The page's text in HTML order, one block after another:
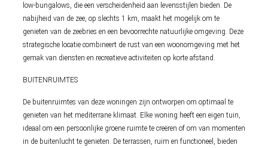
low-bungalows, die een verscheidenheid aan levensstijlen bieden. De
nabijheid van de zee, op slechts 1 km, maakt het mogelijk om te
genieten van de zeebries en een bevoorrechte natuurlijke omgeving. Deze
strategische locatie combineert de rust van een woonomgeving met het
gemak van diensten en recreatieve activiteiten op korte afstand.
BUITENRUIMTES
De buitenruimtes van deze woningen zijn ontworpen om optimaal te
genieten van het mediterrane klimaat. Elke woning heeft een eigen tuin,
ideaal om een persoonlijke groene ruimte te creëren of om van momenten
in de buitenlucht te genieten. De terrassen, ruim en functioneel, bieden